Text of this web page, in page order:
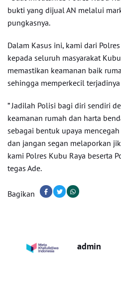
bukti yang dijual AN melalui
pungkasnya.
Dalam Kasus ini, kami dari
kepada seluruh masyarakat
memastikan keamanan baik
sehingga memperkecil
” Jadilah Polisi bagi diri sendiri
keamanan rumah dan harta
sebagai bentuk upaya
dan jangan segan melaporkan
kami Polres Kubu Raya beserta
tegas Ade.
Bagikan
admin